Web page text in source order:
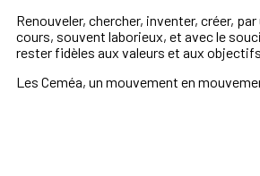
Renouveler, chercher, inventer, créer,
cours, souvent laborieux, et avec le
rester fidèles aux valeurs et aux
Les Ceméa, un mouvement en